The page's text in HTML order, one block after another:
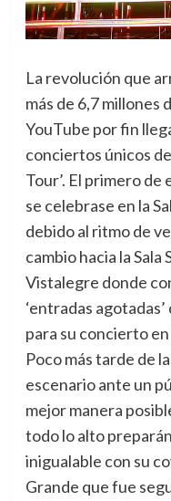
La revolución que
más de 6,7 millones
YouTube por fin
conciertos únicos
Tour’. El primero de
se celebrase en la
debido al ritmo de
cambio hacia la Sala
Vistalegre donde
‘entradas
para su concierto
Poco más tarde de
escenario ante un
mejor manera
todo lo alto
inigualable con su
Grande que fue